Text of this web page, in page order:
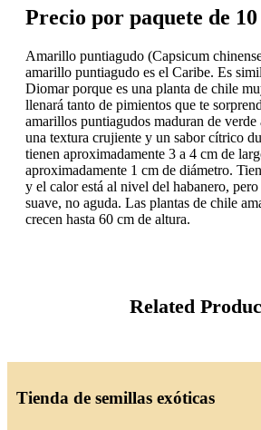
Precio por paquete de
Amarillo puntiagudo (Capsicum
amarillo puntiagudo es el Caribe. Es
Diomar porque es una planta de chile
llenará tanto de pimientos que te
amarillos puntiagudos maduran de
una textura crujiente y un sabor cítrico
tienen aproximadamente 3 a 4 cm de
aproximadamente 1 cm de diámetro.
y el calor está al nivel del habanero, pero
suave, no aguda. Las plantas de chile
crecen hasta 60 cm de altura.
Related
Tienda de semillas exóticas